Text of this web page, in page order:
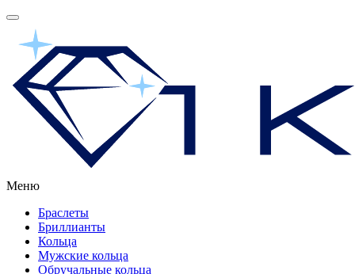
Меню
Браслеты
Бриллианты
Кольца
Мужские кольца
Обручальные кольца